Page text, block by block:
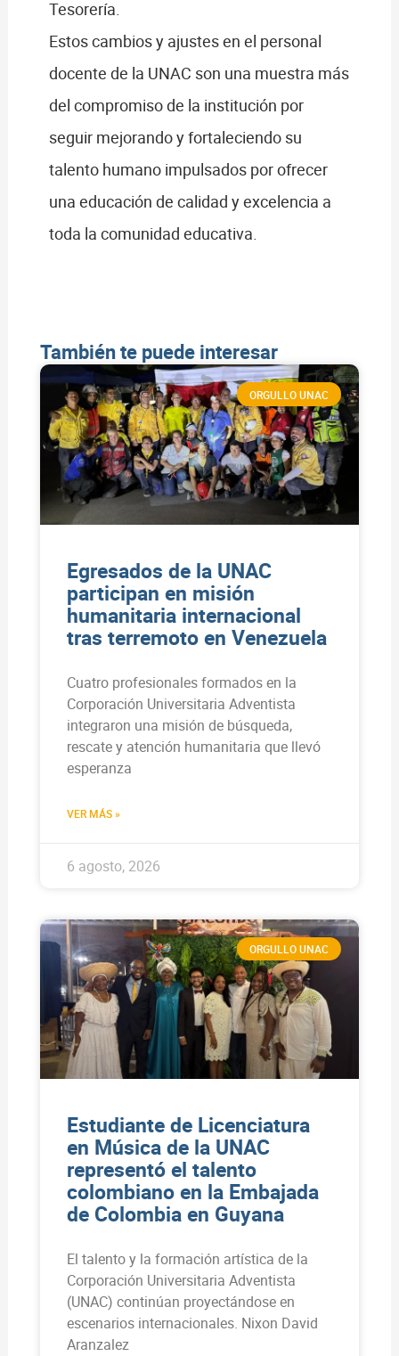
Tesorería.
Estos cambios y ajustes en el personal
docente de la UNAC son una muestra más
del compromiso de la institución por
seguir mejorando y fortaleciendo su
talento humano impulsados por ofrecer
una educación de calidad y excelencia a
toda la comunidad educativa.
También te puede interesar
ORGULLO UNAC
Egresados de la UNAC
participan en misión
humanitaria internacional
tras terremoto en Venezuela
Cuatro profesionales formados en la
Corporación Universitaria Adventista
integraron una misión de búsqueda,
rescate y atención humanitaria que llevó
esperanza
VER MÁS »
6 agosto, 2026
ORGULLO UNAC
Estudiante de Licenciatura
en Música de la UNAC
representó el talento
colombiano en la Embajada
de Colombia en Guyana
El talento y la formación artística de la
Corporación Universitaria Adventista
(UNAC) continúan proyectándose en
escenarios internacionales. Nixon David
Aranzalez